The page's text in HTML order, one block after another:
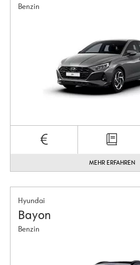
Benzin
MEHR ERFAHREN
Hyundai
Bayon
Benzin